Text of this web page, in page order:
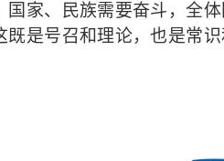
家、民族需要奋斗，全
是号召和理论，也是常